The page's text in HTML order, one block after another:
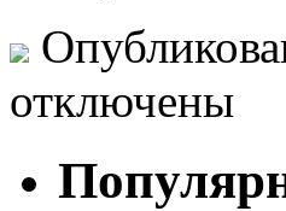
отключены